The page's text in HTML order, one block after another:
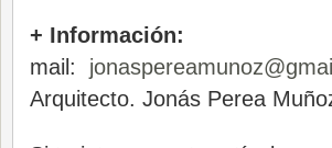
+ Información:
mail:
Arquitecto. Jonás Perea